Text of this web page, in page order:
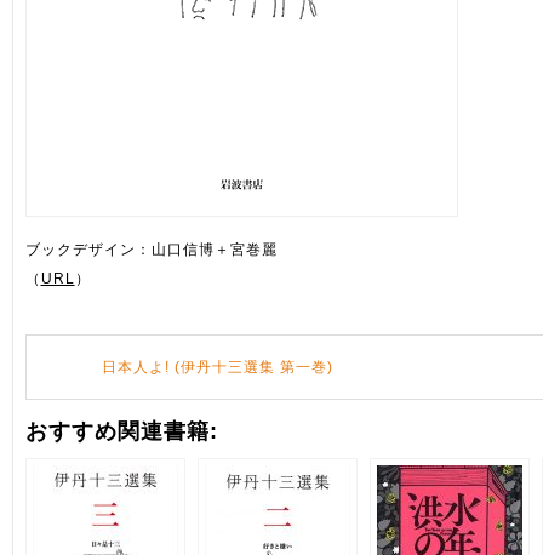
ブックデザイン：山口信博＋宮巻麗
（ URL ）
日本人よ! (伊丹十三選集 第一巻)
おすすめ関連書籍: